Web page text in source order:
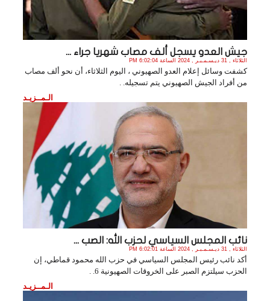
جيش العدو يسجل ألف مصاب شهريا جراء ...
الثلاثاء , 31 ديـسـمـبـر , 2024 الساعة 6:02:04 PM
كشفت وسائل إعلام العدو الصهيوني ، اليوم الثلاثاء، أن نحو ألف مصاب
من أفراد الجيش الصهيوني يتم تسجيله. .
الـمــزيـد
نائب المجلس السياسي لحزب الله: الصب ...
الثلاثاء , 31 ديـسـمـبـر , 2024 الساعة 6:02:01 PM
أكد نائب رئيس المجلس السياسي في حزب الله محمود قماطي، إن
الحزب سيلتزم الصبر على الخروقات الصهيونية 6. .
الـمــزيـد